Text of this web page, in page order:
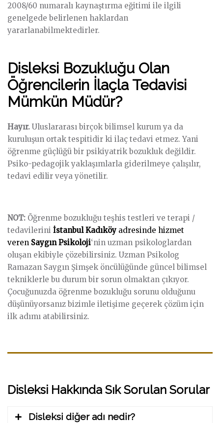
2008/60 numaralı kaynaştırma eğitimi ile ilgili
genelgede belirlenen haklardan
yararlanabilmektedirler.
Disleksi Bozukluğu Olan
Öğrencilerin İlaçla Tedavisi
Mümkün Müdür?
Hayır. Uluslararası birçok bilimsel kurum ya da
kuruluşun ortak tespitidir ki ilaç tedavi etmez. Yani
öğrenme güçlüğü bir psikiyatrik bozukluk değildir.
Psiko-pedagojik yaklaşımlarla giderilmeye çalışılır,
tedavi edilir veya yönetilir.
NOT: Öğrenme bozukluğu teşhis testleri ve terapi /
tedavilerini İstanbul Kadıköy adresinde hizmet
veren Saygın Psikoloji‘nin uzman psikologlardan
oluşan ekibiyle çözebilirsiniz. Uzman Psikolog
Ramazan Saygın Şimşek öncülüğünde güncel bilimsel
tekniklerle bu durum bir sorun olmaktan çıkıyor.
Çocuğunuzda öğrenme bozukluğu sorunu olduğunu
düşünüyorsanız bizimle iletişime geçerek çözüm için
ilk adımı atabilirsiniz.
Disleksi Hakkında Sık Sorulan Sorular
Disleksi diğer adı nedir?